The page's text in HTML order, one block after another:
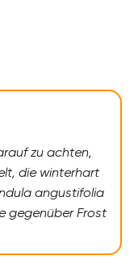
zu achten,
die winterhart
angustifolia
gegenüber Frost